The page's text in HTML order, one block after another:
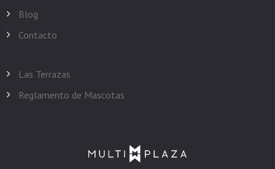
Blog
Contacto
Las Terrazas
Reglamento de Mascotas